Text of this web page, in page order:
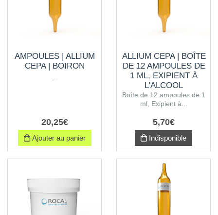
AMPOULES | ALLIUM
CEPA | BOIRON
20,25€
Ajouter au panier
ALLIUM CEPA | BOÎTE
DE 12 AMPOULES DE
1 ML, EXIPIENT À
L'ALCOOL
Boîte de 12 ampoules de 1
ml, Exipient à...
5,70€
Indisponible